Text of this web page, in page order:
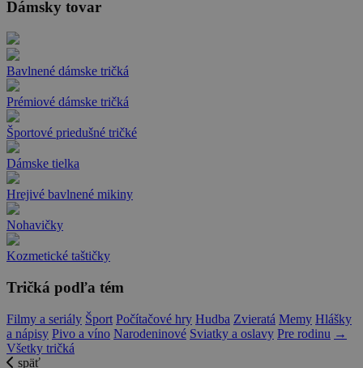
Dámsky tovar
Bavlnené dámske tričká
Prémiové dámske tričká
Športové priedušné tričké
Dámske tielka
Hrejivé bavlnené mikiny
Nohavičky
Kozmetické taštičky
Tričká podľa tém
Filmy a seriály Šport Počítačové hry Hudba Zvieratá Memy Hlášky
a nápisy Pivo a víno Narodeninové Sviatky a oslavy Pre rodinu →
Všetky tričká
späť